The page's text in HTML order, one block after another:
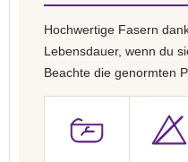
Hochwertige Fasern
Lebensdauer, wenn du
Beachte die genormten